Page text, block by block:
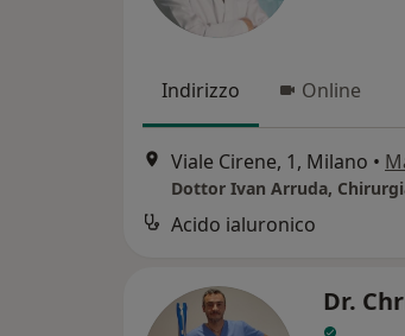
Indirizzo Online
Viale Cirene, 1, Milano •
Acido ialuronico
Dr.